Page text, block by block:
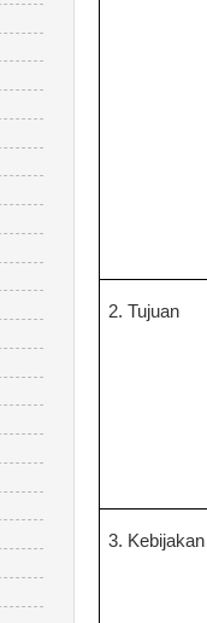
2. Tujuan
3. Kebijakan